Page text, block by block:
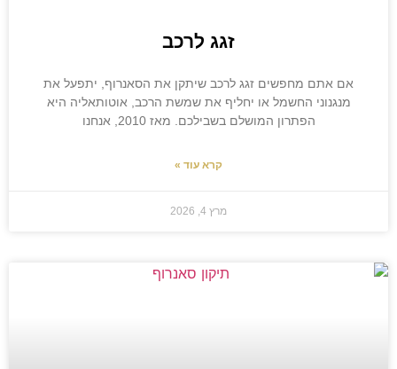
זגג לרכב
אם אתם מחפשים זגג לרכב שיתקן את הסאנרוף, יתפעל את
מנגנוני החשמל או יחליף את שמשת הרכב, אוטותאליה היא
הפתרון המושלם בשבילכם. מאז 2010, אנחנו
קרא עוד »
מרץ 4, 2026